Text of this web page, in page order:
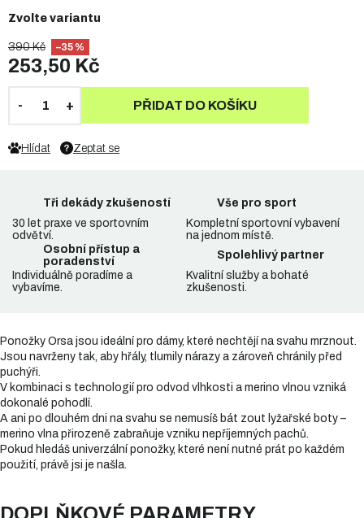
390 Kč –35 %
253,50 Kč
Zvolte variantu
PŘIDAT DO KOŠÍKU
Zeptat se
Hlídat
Tři dekády zkušeností
30 let praxe ve sportovním
odvětví.
Vše pro sport
Kompletní sportovní vybavení
na jednom místě.
Osobní přístup a
poradenství
Individuálně poradíme a
vybavíme.
Spolehlivý partner
Kvalitní služby a bohaté
zkušenosti.
Ponožky Orsa jsou ideální pro dámy, které nechtějí na svahu mrznout.
Jsou navrženy tak, aby hřály, tlumily nárazy a zároveň chránily před
puchýři.
V kombinaci s technologií pro odvod vlhkosti a merino vlnou vzniká
dokonalé pohodlí.
A ani po dlouhém dni na svahu se nemusíš bát zout lyžařské boty –
merino vlna přirozeně zabraňuje vzniku nepříjemných pachů.
Pokud hledáš univerzální ponožky, které není nutné prát po každém
použití, právě jsi je našla.
DOPLŇKOVÉ PARAMETRY